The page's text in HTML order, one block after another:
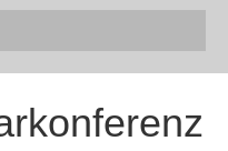
a
l